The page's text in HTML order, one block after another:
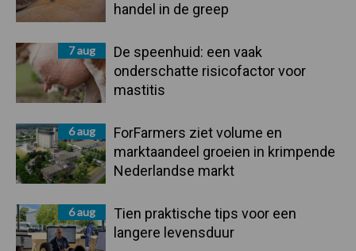
handel in de greep
7 aug
De speenhuid: een vaak
onderschatte risicofactor voor
mastitis
6 aug
ForFarmers ziet volume en
marktaandeel groeien in krimpende
Nederlandse markt
6 aug
Tien praktische tips voor een
langere levensduur